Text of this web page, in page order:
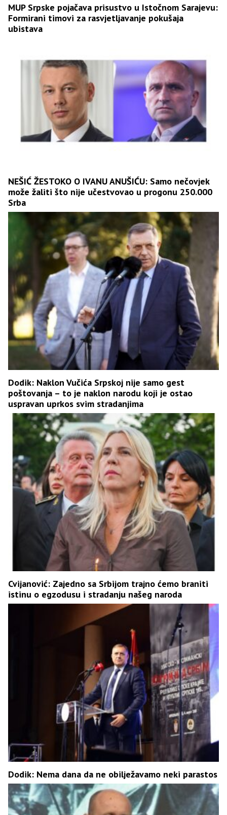
MUP Srpske pojačava prisustvo u Istočnom Sarajevu:
Formirani timovi za rasvjetljavanje pokušaja
ubistava
NEŠIĆ ŽESTOKO O IVANU ANUŠIĆU: Samo nečovjek
može žaliti što nije učestvovao u progonu 250.000
Srba
Dodik: Naklon Vučića Srpskoj nije samo gest
poštovanja – to je naklon narodu koji je ostao
uspravan uprkos svim stradanjima
Cvijanović: Zajedno sa Srbijom trajno ćemo braniti
istinu o egzodusu i stradanju našeg naroda
Dodik: Nema dana da ne obilježavamo neki parastos